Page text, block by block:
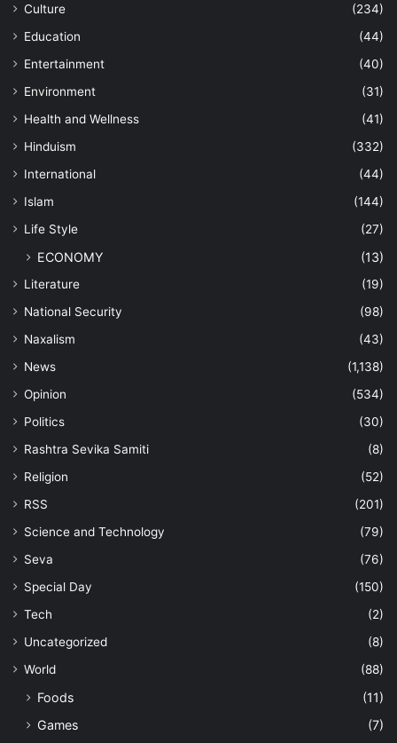
Culture
(234)
Education
(44)
Entertainment
(40)
Environment
(31)
Health and Wellness
(41)
Hinduism
(332)
International
(44)
Islam
(144)
Life Style
(27)
ECONOMY (13)
Literature
(19)
National Security
(98)
Naxalism
(43)
News
(1,138)
Opinion
(534)
Politics
(30)
Rashtra Sevika Samiti
(8)
Religion
(52)
RSS
(201)
Science and Technology
(79)
Seva
(76)
Special Day
(150)
Tech
(2)
Uncategorized
(8)
World
(88)
Foods
(11)
Games
(7)